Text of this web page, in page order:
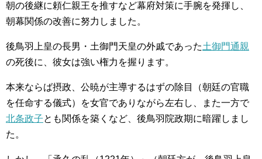
朝の後継に頼仁親王を推すなど幕府対策に手腕を発揮し、
朝幕関係の改善に努力しました。
後鳥羽上皇の長男・土御門天皇の外戚であった土御門通親
の死後に、彼女は強い権力を握ります。
本来ならば摂政、公暁が主導するはずの除目（朝廷の官職
を任命する儀式）を女官でありながら左右し、また一方で
北条政子とも関係を築くなど、後鳥羽院政期に暗躍しまし
た。